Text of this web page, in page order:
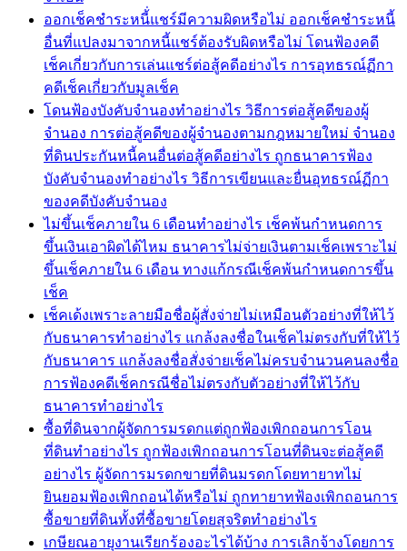
ออกเช็คชำระหนี้่แชร์มีความผิดหรือไม่ ออกเช็คชำระหนี้
อื่นที่แปลงมาจากหนี้แชร์ต้องรับผิดหรือไม่ โดนฟ้องคดี
เช็คเกี่ยวกับการเล่นแชร์ต่อสู้คดีอย่างไร การอุทธรณ์ฏีกา
คดีเช็คเกี่ยวกับมูลเช็ค
โดนฟ้องบังคับจำนองทำอย่างไร วิธีการต่อสู้คดีของผู้
จำนอง การต่อสู้คดีของผู้จำนองตามกฎหมายใหม่ จำนอง
ที่ดินประกันหนี้คนอื่นต่อสู้คดีอย่างไร ถูกธนาคารฟ้อง
บังคับจำนองทำอย่างไร วิธีการเขียนและยื่นอุทธรณ์ฏีกา
ของคดีบังคับจำนอง
ไม่ขึ้นเช็คภายใน 6 เดือนทำอย่างไร เช็คพ้นกำหนดการ
ขึ้นเงินเอาผิดได้ไหม ธนาคารไม่จ่ายเงินตามเช็คเพราะไม่
ขึ้นเช็คภายใน 6 เดือน ทางแก้กรณีเช็คพ้นกำหนดการขึ้น
เช็ค
เช็คเด้งเพราะลายมือชื่อผู้สั่งจ่ายไม่เหมือนตัวอย่างที่ให้ไว้
กับธนาคารทำอย่างไร แกล้งลงชื่อในเช็คไม่ตรงกับที่ให้ไว้
กับธนาคาร แกล้งลงชื่อสั่งจ่ายเช็คไม่ครบจำนวนคนลงชื่อ
การฟ้องคดีเช็คกรณีชื่อไม่ตรงกับตัวอย่างที่ให้ไว้กับ
ธนาคารทำอย่างไร
ซื้อที่ดินจากผู้จัดการมรดกแต่ถูกฟ้องเพิกถอนการโอน
ที่ดินทำอย่างไร ถูกฟ้องเพิกถอนการโอนที่ดินจะต่อสู้คดี
อย่างไร ผู้จัดการมรดกขายที่ดินมรดกโดยทายาทไม่
ยินยอมฟ้องเพิกถอนได้หรือไม่ ถูกทายาทฟ้องเพิกถอนการ
ซื้อขายที่ดินทั้งที่ซื้อขายโดยสุจริตทำอย่างไร
เกษียณอายุงานเรียกร้องอะไรได้บ้าง การเลิกจ้างโดยการ